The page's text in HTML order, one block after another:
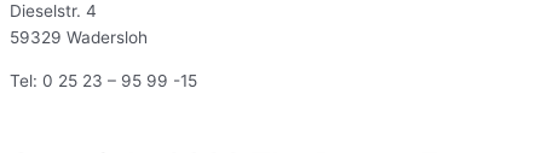
Dieselstr. 4
59329 Wadersloh
Tel: 0 25 23 – 95 99 -15